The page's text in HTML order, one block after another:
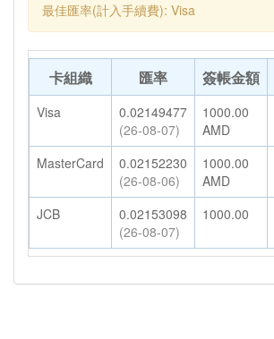
最佳匯率(計入手續費): Visa
卡組織 匯率 簽帳金額
Visa
0.02149477
(26-08-07)
1000.00
AMD
MasterCard
0.02152230
(26-08-06)
1000.00
AMD
JCB
0.02153098
(26-08-07)
1000.00